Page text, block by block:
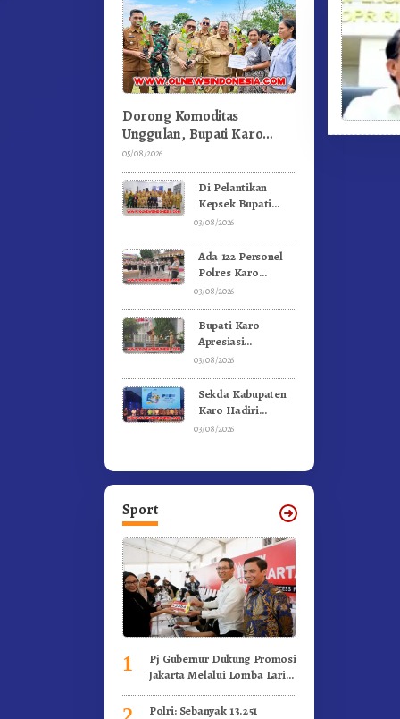
Dorong Komoditas
Unggulan, Bupati Karo
Serahkan 1,2 Juta Benih
Kopi Arabika
05/08/2026
Di Pelantikan
Kepsek Bupati
Karo Tekankan
Profesional
Dongkrak Mutu
03/08/2026
Ada 122 Personel
Polres Karo
Rayakan Ulang
03/08/2026
Bupati Karo
Apresiasi
Suksesnya FBB
Targetkan FBB
2027 Go
03/08/2026
Sekda Kabupaten
Karo Hadiri
Penutupan (PRSU)
03/08/2026
Sport
1
Pj Gubernur Dukung Promosi
Jakarta Melalui Lomba Lari
Polri: Sebanyak 13.251